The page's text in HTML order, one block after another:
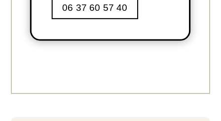
06 37 60 57 40